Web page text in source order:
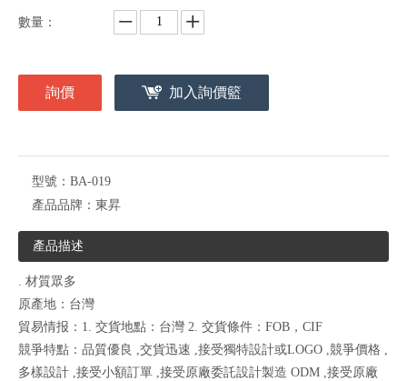
數量：
詢價 加入詢價籃
型號： BA-019
產品品牌： 東昇
產品描述
. 材質眾多
原產地：台灣
貿易情报：1. 交貨地點：台灣 2. 交貨條件：FOB，CIF
競爭特點：品質優良 ,交貨迅速 ,接受獨特設計或LOGO ,競爭價格 ,
多樣設計 ,接受小額訂單 ,接受原廠委託設計製造 ODM ,接受原廠